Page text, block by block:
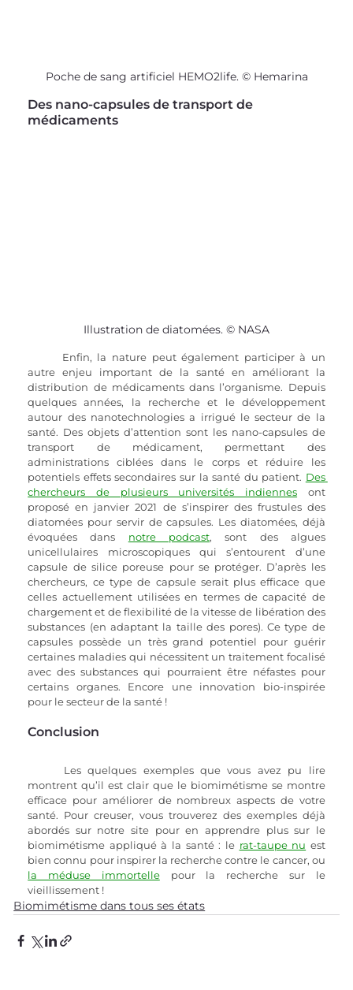
Poche de sang artificiel HEMO2life. © Hemarina
Des nano-capsules de transport de
médicaments
Illustration de diatomées. © NASA
Enfin, la nature peut également participer à un
autre enjeu important de la santé en améliorant la
distribution de médicaments dans l’organisme. Depuis
quelques années, la recherche et le développement
autour des nanotechnologies a irrigué le secteur de la
santé. Des objets d’attention sont les nano-capsules de
transport de médicament, permettant des
administrations ciblées dans le corps et réduire les
potentiels effets secondaires sur la santé du patient. Des
chercheurs de plusieurs universités indiennes ont
proposé en janvier 2021 de s’inspirer des frustules des
diatomées pour servir de capsules. Les diatomées, déjà
évoquées dans notre podcast, sont des algues
unicellulaires microscopiques qui s’entourent d’une
capsule de silice poreuse pour se protéger. D’après les
chercheurs, ce type de capsule serait plus efficace que
celles actuellement utilisées en termes de capacité de
chargement et de flexibilité de la vitesse de libération des
substances (en adaptant la taille des pores). Ce type de
capsules possède un très grand potentiel pour guérir
certaines maladies qui nécessitent un traitement focalisé
avec des substances qui pourraient être néfastes pour
certains organes. Encore une innovation bio-inspirée
pour le secteur de la santé !
Conclusion
Les quelques exemples que vous avez pu lire
montrent qu’il est clair que le biomimétisme se montre
efficace pour améliorer de nombreux aspects de votre
santé. Pour creuser, vous trouverez des exemples déjà
abordés sur notre site pour en apprendre plus sur le
biomimétisme appliqué à la santé : le rat-taupe nu est
la méduse immortelle pour la recherche sur le
vieillissement !
Biomimétisme dans tous ses états